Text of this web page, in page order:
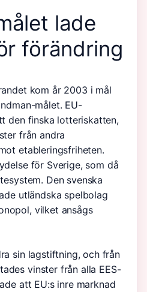
lade
förändring
kom år 2003 i mål
målet. EU-
den finska lotteriskatten,
från andra
etableringsfriheten.
för Sverige, som då
Den svenska
utländska spelbolag
vilket ansågs
sin lagstiftning, och från
vinster från alla EES-
att EU:s inre marknad